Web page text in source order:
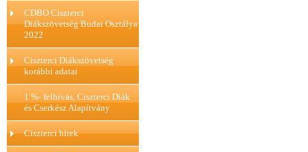
CDBO Ciszterci
Diákszövetség Budai Osztálya
2022
Ciszterci Diákszövetség
korábbi adatai
1 %- felhívás, Ciszterci Diák
és Cserkész Alapítvány
Ciszterci hírek